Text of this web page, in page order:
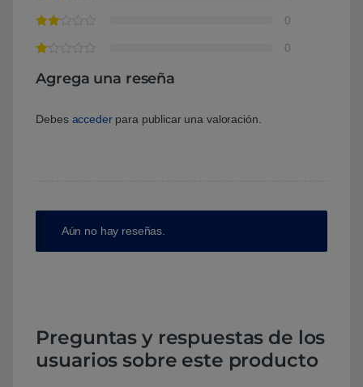
0
0
Agrega una reseña
Debes accederpara publicar una valoración.
Aún no hay reseñas.
Preguntas y respuestas de los
usuarios sobre este producto